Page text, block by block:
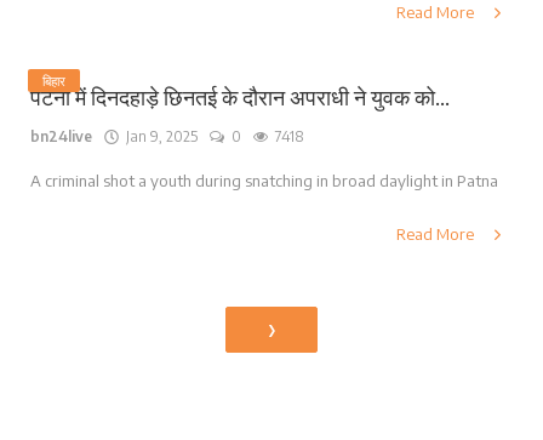
Read More
बिहार
पटना में दिनदहाड़े छिनतई के दौरान अपराधी ने युवक को...
bn24live Jan 9, 2025 0 7418
A criminal shot a youth during snatching in broad daylight in Patna
Read More
›